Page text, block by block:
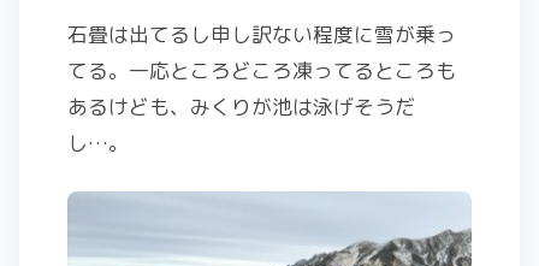
石畳は出てるし申し訳ない程度に雪が乗っ
てる。一応ところどころ凍ってるところも
あるけども、みくりが池は泳げそうだ
し…。